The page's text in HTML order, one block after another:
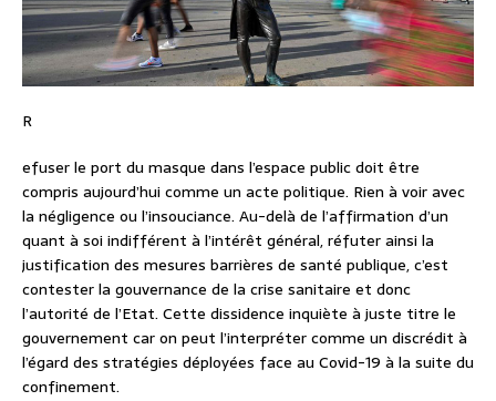
R
efuser le port du masque dans l’espace public doit être
compris aujourd’hui comme un acte politique. Rien à voir avec
la négligence ou l’insouciance. Au-delà de l’affirmation d’un
quant à soi indifférent à l’intérêt général, réfuter ainsi la
justification des mesures barrières de santé publique, c’est
contester la gouvernance de la crise sanitaire et donc
l’autorité de l’Etat. Cette dissidence inquiète à juste titre le
gouvernement car on peut l’interpréter comme un discrédit à
l’égard des stratégies déployées face au Covid-19 à la suite du
confinement.